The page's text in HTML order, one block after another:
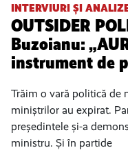
INTERVIURI ȘI
OUTSIDER
Buzoianu:
instrument de
Trăim o vară politică de
miniștrilor au expirat.
președintele și-a
ministru. Și în partide